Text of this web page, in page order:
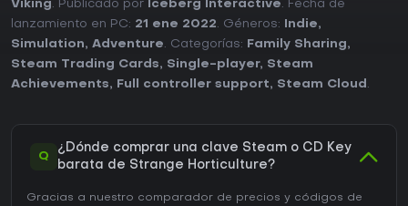
Viking. Publicado por Iceberg Interactive. Fecha de
lanzamiento en PC: 21 ene 2022. Géneros: Indie,
Simulation, Adventure. Categorías: Family Sharing,
Steam Trading Cards, Single-player, Steam
Achievements, Full controller support, Steam Cloud .
Q
¿Dónde comprar una clave Steam o CD Key
barata de Strange Horticulture?
Gracias a nuestro comparador de precios y códigos de